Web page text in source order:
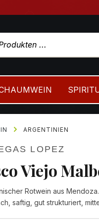
ARGENTINIEN
LOPEZ
Viejo
Rotwein aus
saftig, gut strukturiert,